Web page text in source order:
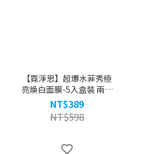
【霓淨思】超爆水菲秀極
亮煥白面膜-5入盒裝 兩件
組(共10片)
NT$389
NT$598